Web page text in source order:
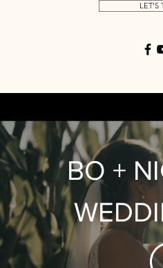
LET'S
BO +